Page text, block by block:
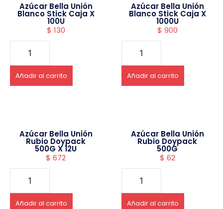
Azúcar Bella Unión
Blanco Stick Caja X
100U
$ 130
Añadir al carrito
Azúcar Bella Unión
Blanco Stick Caja X
1000U
$ 900
Añadir al carrito
Azúcar Bella Unión
Rubio Doypack
500G X 12U
$ 672
Añadir al carrito
Azúcar Bella Unión
Rubio Doypack
500G
$ 62
Añadir al carrito